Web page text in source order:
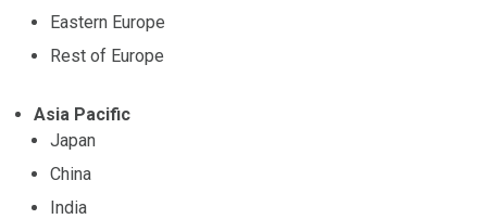
Eastern Europe
Rest of Europe
Asia Pacific
Japan
China
India